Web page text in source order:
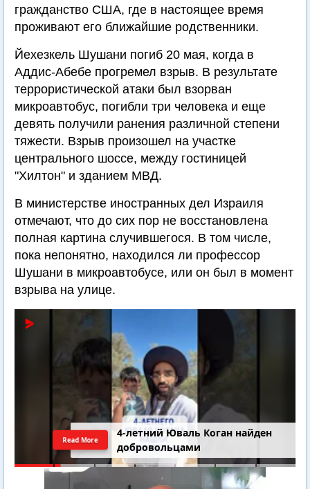
гражданство США, где в настоящее время
проживают его ближайшие родственники.
Йехезкель Шушани погиб 20 мая, когда в
Аддис-Абебе прогремел взрыв. В результате
террористической атаки был взорван
микроавтобус, погибли три человека и еще
девять получили ранения различной степени
тяжести. Взрыв произошел на участке
центрального шоссе, между гостиницей
"Хилтон" и зданием МВД.
В министерстве иностранных дел Израиля
отмечают, что до сих пор не восстановлена
полная картина случившегося. В том числе,
пока непонятно, находился ли профессор
Шушани в микроавтобусе, или он был в момент
взрыва на улице.
4-летний Юваль Коган найден
добровольцами
Read More